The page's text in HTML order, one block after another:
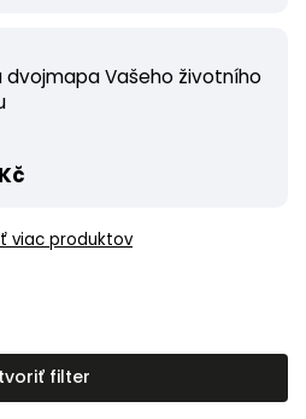
dvojmapa Vašeho životního
viac produktov
filter